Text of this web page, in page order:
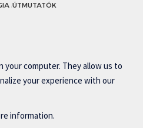
ÚTMUTATÓK
computer. They allow us to
your experience with our
information.